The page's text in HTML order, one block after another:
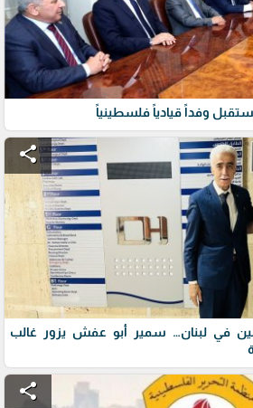
وفداً قيادياً فلسطينياً
share
في لبنان… سمير أبو عفش يزور غالب
share